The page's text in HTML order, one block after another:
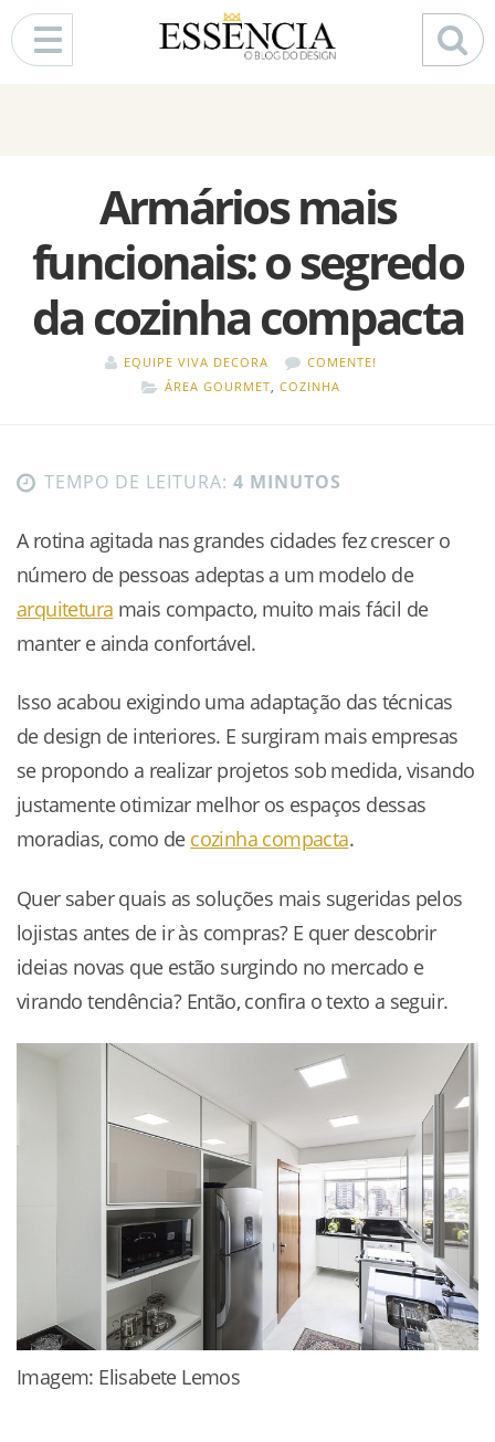
Armários mais
funcionais: o segredo
da cozinha compacta
EQUIPE VIVA DECORA
COMENTE!
ÁREA GOURMET, COZINHA
TEMPO DE LEITURA: 4 MINUTOS
A rotina agitada nas grandes cidades fez crescer o
número de pessoas adeptas a um modelo de
arquitetura mais compacto, muito mais fácil de
manter e ainda confortável.
Isso acabou exigindo uma adaptação das técnicas
de design de interiores. E surgiram mais empresas
se propondo a realizar projetos sob medida, visando
justamente otimizar melhor os espaços dessas
moradias, como de cozinha compacta.
Quer saber quais as soluções mais sugeridas pelos
lojistas antes de ir às compras? E quer descobrir
ideias novas que estão surgindo no mercado e
virando tendência? Então, confira o texto a seguir.
Imagem: Elisabete Lemos